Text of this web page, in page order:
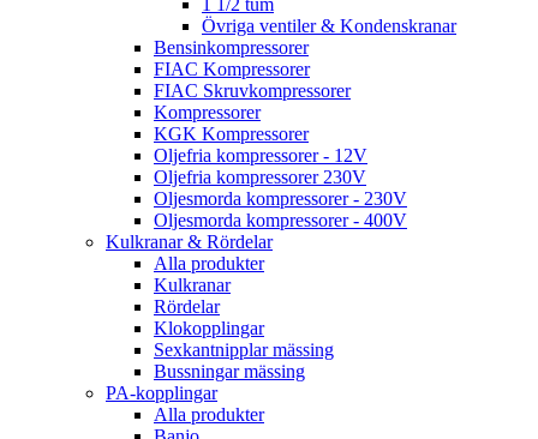
1 1/2 tum
Övriga ventiler & Kondenskranar
Bensinkompressorer
FIAC Kompressorer
FIAC Skruvkompressorer
Kompressorer
KGK Kompressorer
Oljefria kompressorer - 12V
Oljefria kompressorer 230V
Oljesmorda kompressorer - 230V
Oljesmorda kompressorer - 400V
Kulkranar & Rördelar
Alla produkter
Kulkranar
Rördelar
Klokopplingar
Sexkantnipplar mässing
Bussningar mässing
PA-kopplingar
Alla produkter